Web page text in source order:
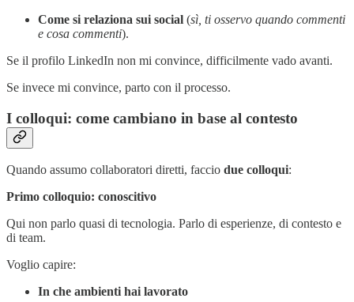
Come si relaziona sui social (sì, ti osservo quando commenti
e cosa commenti).
Se il profilo LinkedIn non mi convince, difficilmente vado avanti.
Se invece mi convince, parto con il processo.
I colloqui: come cambiano in base al contesto
Quando assumo collaboratori diretti, faccio due colloqui:
Primo colloquio: conoscitivo
Qui non parlo quasi di tecnologia. Parlo di esperienze, di contesto e
di team.
Voglio capire:
In che ambienti hai lavorato